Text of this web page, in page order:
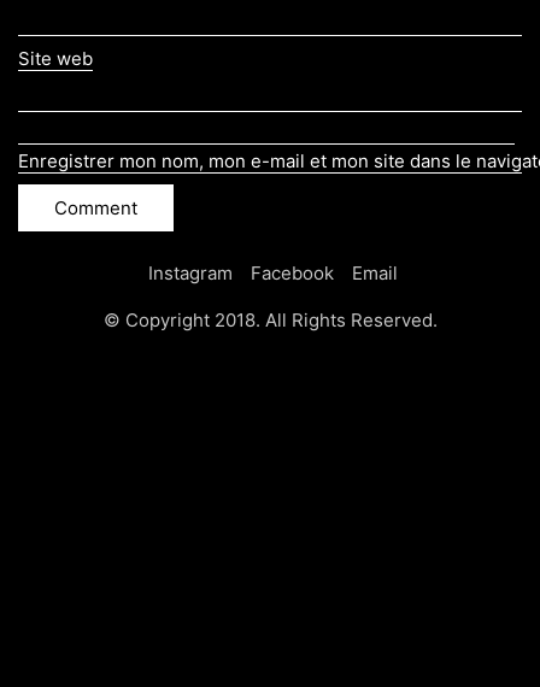
Site web
Enregistrer mon nom, mon e-mail et mon site dans le
Instagram Facebook Email
© Copyright 2018. All Rights Reserved.